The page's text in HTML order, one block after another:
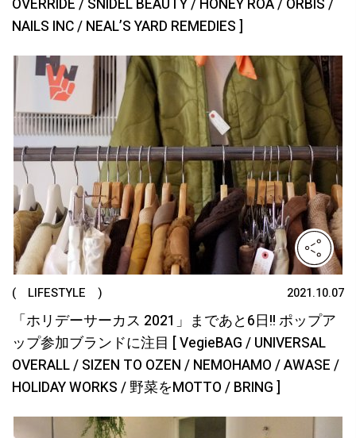
OVERRIDE / SNIDEL BEAUTY / HONEY ROA / ORBIS /
NAILS INC / NEAL’S YARD REMEDIES ]
( LIFESTYLE ) 2021.10.07
「ホリデーサーカス 2021」まであと6日!! ポップア
ップ参加ブランドに注目 [ VegieBAG / UNIVERSAL
OVERALL / SIZEN TO OZEN / NEMOHAMO / AWASE /
HOLIDAY WORKS / 野菜をMOTTO / BRING ]